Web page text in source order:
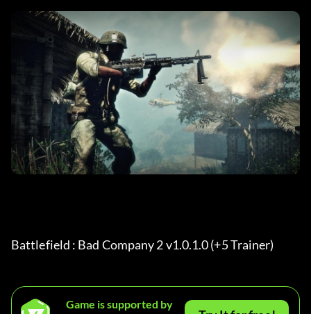
Battlefield : Bad Company 2 v1.0.1.0 (+5 Trainer)
Game is supported by